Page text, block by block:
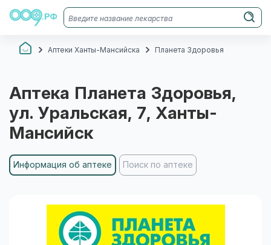
Аптеки Ханты-Мансийска Планета Здоровья
Аптека Планета Здоровья,
ул. Уральская, 7, Ханты-
Мансийск
Информация об аптеке Поиск по аптеке